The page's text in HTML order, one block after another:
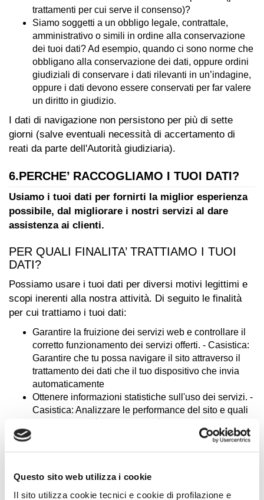
Questo sito web utilizza i cookie
Il sito utilizza cookie tecnici e cookie di profilazione e
trattamenti per cui serve il consenso)?
Siamo soggetti a un obbligo legale, contrattale,
amministrativo o simili in ordine alla conservazione
dei tuoi dati? Ad esempio, quando ci sono norme che
obbligano alla conservazione dei dati, oppure ordini
giudiziali di conservare i dati rilevanti in un’indagine,
oppure i dati devono essere conservati per far valere
un diritto in giudizio.
I dati di navigazione non persistono per più di sette
giorni (salve eventuali necessità di accertamento di
reati da parte dell'Autorità giudiziaria).
6.PERCHE’ RACCOGLIAMO I TUOI DATI?
Usiamo i tuoi dati per fornirti la miglior esperienza
possibile, dal migliorare i nostri servizi al dare
assistenza ai clienti.
PER QUALI FINALITA’ TRATTIAMO I TUOI
DATI?
Possiamo usare i tuoi dati per diversi motivi legittimi e
scopi inerenti alla nostra attività. Di seguito le finalità
per cui trattiamo i tuoi dati:
Garantire la fruizione dei servizi web e controllare il
corretto funzionamento dei servizi offerti. - Casistica:
Garantire che tu possa navigare il sito attraverso il
trattamento dei dati che il tuo dispositivo che invia
automaticamente
Ottenere informazioni statistiche sull'uso dei servizi. -
Casistica: Analizzare le performance del sito e quali
per fascia oraria o giornaliera, quali le aree
Obblighi di legge - Casistica: Rivelare dati e